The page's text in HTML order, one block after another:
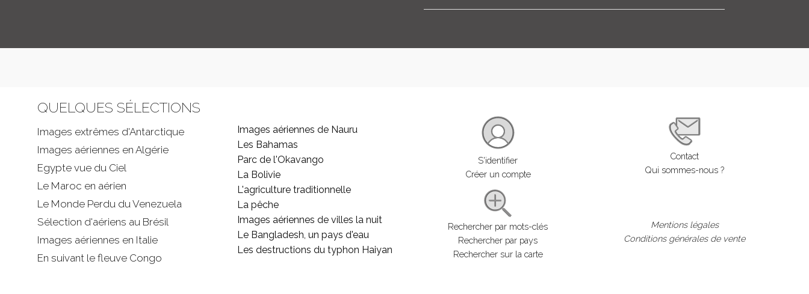
QUELQUES SÉLECTIONS
Images extrêmes d'Antarctique
Images aériennes en Algérie
Egypte vue du Ciel
Le Maroc en aérien
Le Monde Perdu du Venezuela
Sélection d'aériens au Brésil
Images aériennes en Italie
En suivant le fleuve Congo
Images aériennes de Nauru
Les Bahamas
Parc de l'Okavango
La Bolivie
L'agriculture traditionnelle
La pêche
Images aériennes de villes la nuit
Le Bangladesh, un pays d'eau
Les destructions du typhon Haiyan
S'identifier
Créer un compte
Rechercher par mots-clés
Rechercher par pays
Rechercher sur la carte
Contact
Qui sommes-nous ?
Mentions légales
Conditions générales de vente